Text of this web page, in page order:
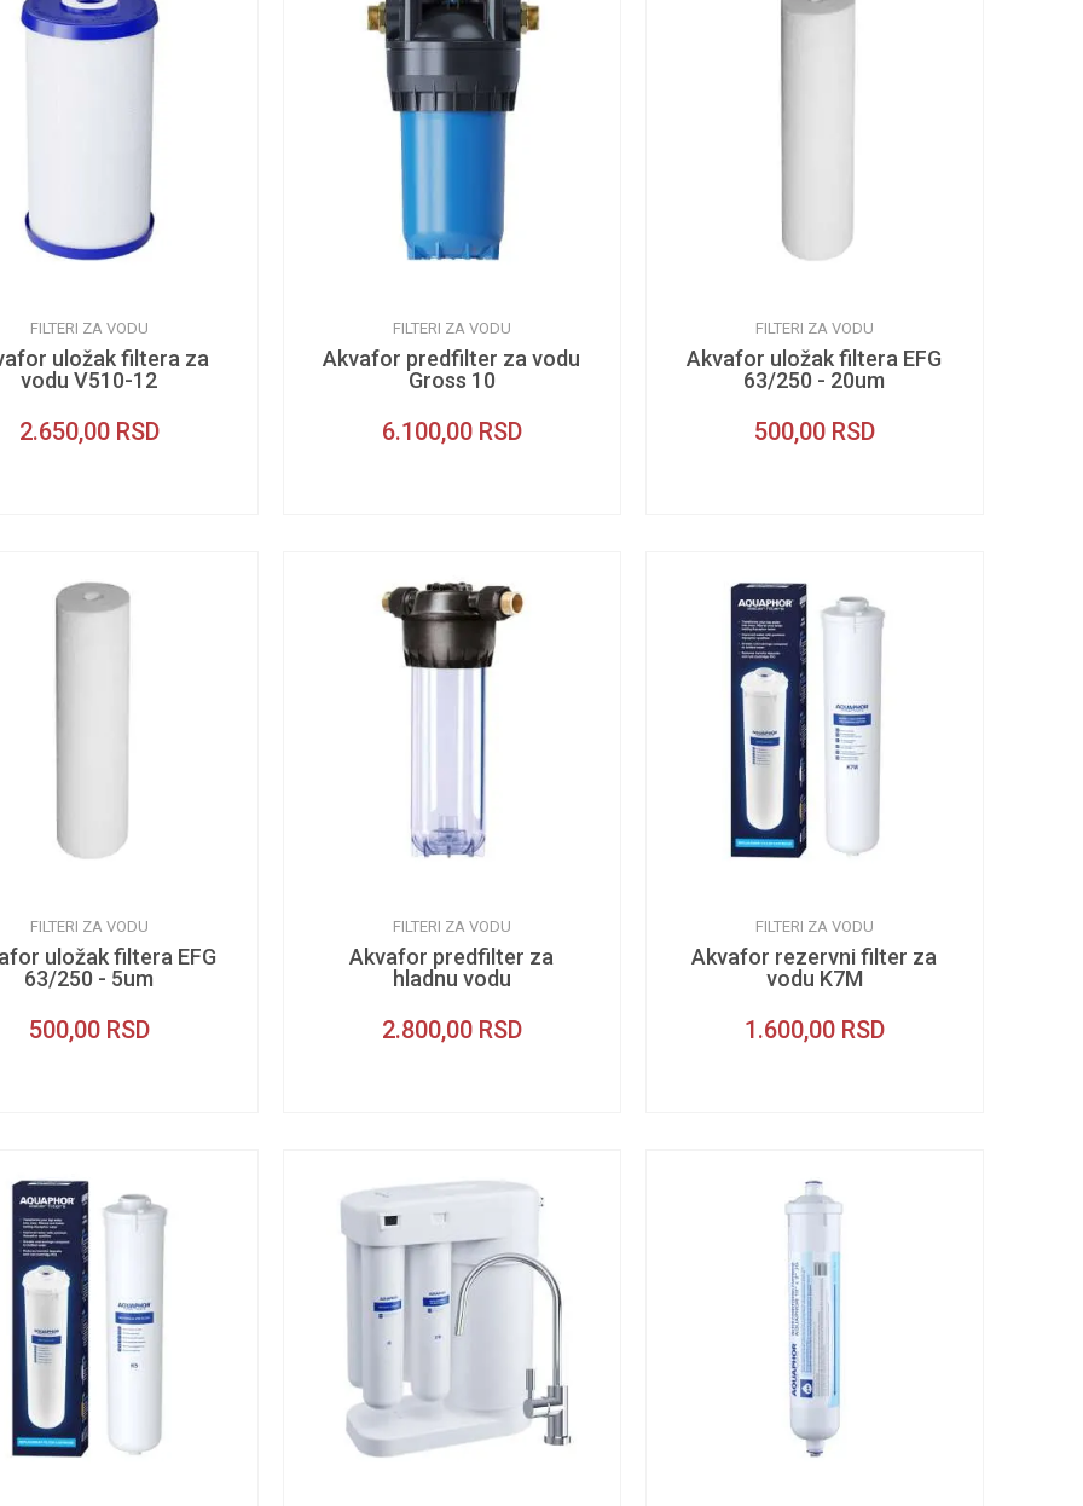
FILTERI ZA VODU
uložak filtera za
vodu V510-12
2.650,00 RSD
FILTERI ZA VODU
Akvafor predfilter za vodu
Gross 10
6.100,00 RSD
FILTERI ZA VODU
Akvafor uložak filtera EFG
63/250 - 20um
500,00 RSD
FILTERI ZA VODU
uložak filtera EFG
63/250 - 5um
500,00 RSD
FILTERI ZA VODU
Akvafor predfilter za
hladnu vodu
2.800,00 RSD
FILTERI ZA VODU
Akvafor rezervni filter za
vodu K7M
1.600,00 RSD